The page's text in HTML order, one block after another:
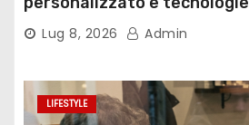
Lug 8, 2026 Admin
LIFESTYLE